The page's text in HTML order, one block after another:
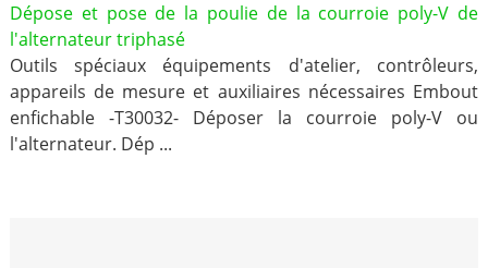
Dépose et pose de la poulie de la courroie poly-V de
l'alternateur triphasé
Outils spéciaux équipements d'atelier, contrôleurs,
appareils de mesure et auxiliaires nécessaires Embout
enfichable -T30032- Déposer la courroie poly-V ou
l'alternateur. Dép ...